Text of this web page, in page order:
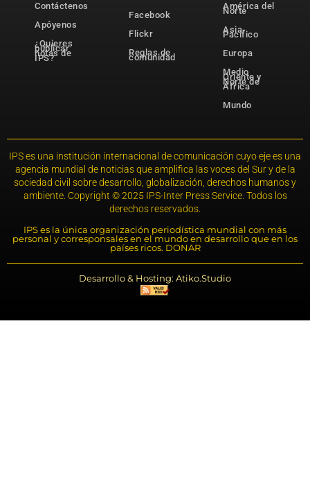
Contáctenos
Apóyenos
¿Quieres
publicar
notas de
IPS?
Facebook
Flickr
Reglas de
comunidad
América del
Norte
Asia-
Pacífico
Europa
Medio
Oriente y
Norte de
África
Mundo
IPS es una institución internacional de comunicación cuyo eje es una
agencia mundial de noticias que amplifica las voces del Sur y de la
sociedad civil sobre desarrollo, globalización, derechos humanos y
ambiente. Copyright © 2025 IPS-Inter Press Service. Todos los
derechos reservados.
IPS es la única organización periodística mundial con más
personal y corresponsales en el mundo en desarrollo que en los
países ricos. DONAR
Desarrollo & Hosting: Atiko.Studio